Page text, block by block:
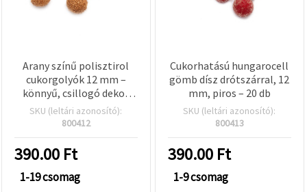
Arany színű polisztirol
cukorgolyók 12 mm –
könnyű, csillogó dekor
kiegészítő csokrokhoz,
ajándékokhoz és ünnepi
SKU (leltári azonosító):
800412
390.00 Ft
1-19 csomag
Cukorhatású hungarocell
gömb dísz drótszárral, 12
mm, piros – 20 db
SKU (leltári azonosító):
800413
390.00 Ft
1-9 csomag